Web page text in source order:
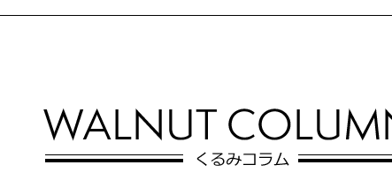
カレーの風味が優...
酸...